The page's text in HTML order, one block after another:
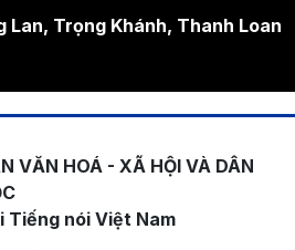
Lan, Trọng Khánh, Thanh Loan
VĂN HOÁ - XÃ HỘI VÀ DÂN
Tiếng nói Việt Nam